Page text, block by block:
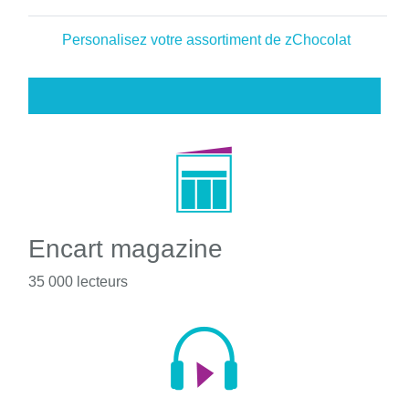
Personalisez votre assortiment de zChocolat
Encart magazine
35 000 lecteurs